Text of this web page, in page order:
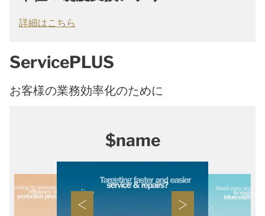
詳細はこちら
ServicePLUS
お客様の業務効率化のために
$name